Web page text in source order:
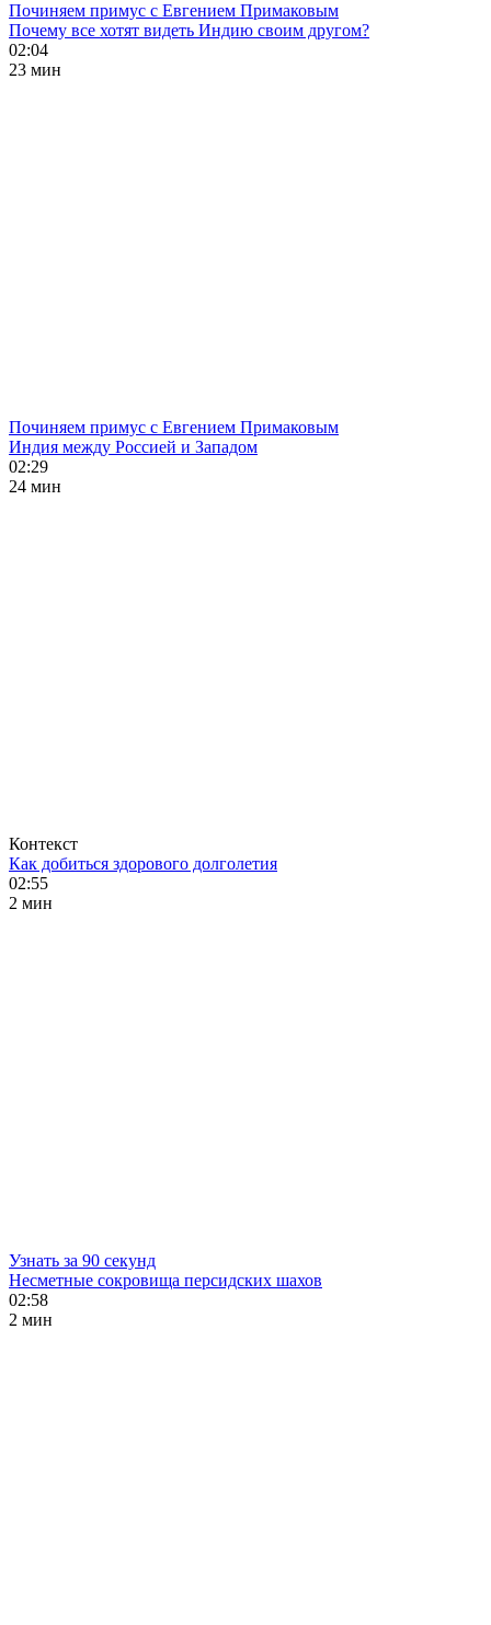
Починяем примус с Евгением Примаковым
Почему все хотят видеть Индию своим другом?
02:04
23 мин
Починяем примус с Евгением Примаковым
Индия между Россией и Западом
02:29
24 мин
Контекст
Как добиться здорового долголетия
02:55
2 мин
Узнать за 90 секунд
Несметные сокровища персидских шахов
02:58
2 мин